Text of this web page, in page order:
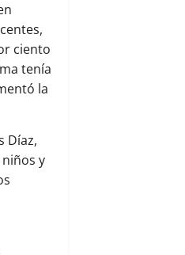
ciento
tenía
la
Díaz,
y